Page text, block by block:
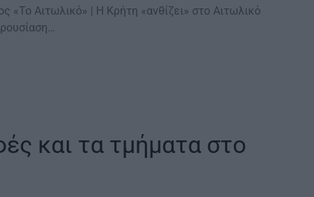
«Το Αιτωλικό» | Η Κρήτη «ανθίζει» στο Αιτωλικό
και τα τμήματα στο